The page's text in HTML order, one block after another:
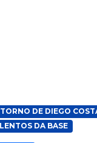
DE DIEGO
DA BASE